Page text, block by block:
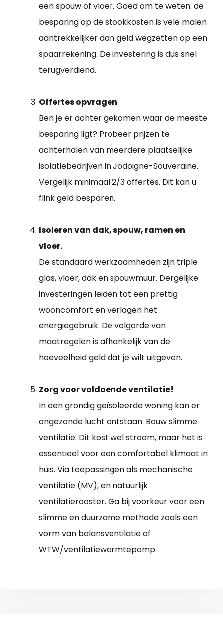
een spouw of vloer. Goed om te weten: de
besparing op de stookkosten is vele malen
aantrekkelijker dan geld wegzetten op een
spaarrekening. De investering is dus snel
terugverdiend.
Offertes opvragen
Ben je er achter gekomen waar de meeste
besparing ligt? Probeer prijzen te
achterhalen van meerdere plaatselijke
isolatiebedrijven in Jodoigne-Souveraine.
Vergelijk minimaal 2/3 offertes. Dit kan u
flink geld besparen.
Isoleren van dak, spouw, ramen en
vloer.
De standaard werkzaamheden zijn triple
glas, vloer, dak en spouwmuur. Dergelijke
investeringen leiden tot een prettig
wooncomfort en verlagen het
energiegebruik. De volgorde van
maatregelen is afhankelijk van de
hoeveelheid geld dat je wilt uitgeven.
Zorg voor voldoende ventilatie!
In een grondig geïsoleerde woning kan er
ongezonde lucht ontstaan. Bouw slimme
ventilatie. Dit kost wel stroom, maar het is
essentieel voor een comfortabel klimaat in
huis. Via toepassingen als mechanische
ventilatie (MV), en natuurlijk
ventilatierooster. Ga bij voorkeur voor een
slimme en duurzame methode zoals een
vorm van balansventilatie of
WTW/ventilatiewarmtepomp.